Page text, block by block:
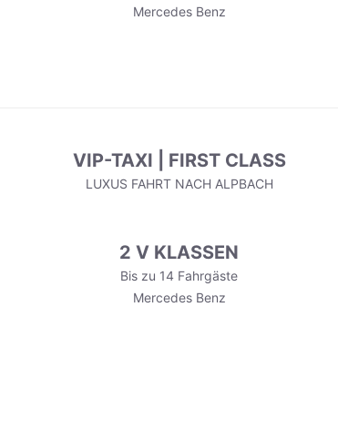
Mercedes Benz
VIP-TAXI | FIRST CLASS
LUXUS FAHRT NACH ALPBACH
2 V KLASSEN
Bis zu 14 Fahrgäste
Mercedes Benz